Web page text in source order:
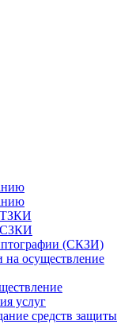
(СКЗИ)
осуществление
услуг
средств защиты